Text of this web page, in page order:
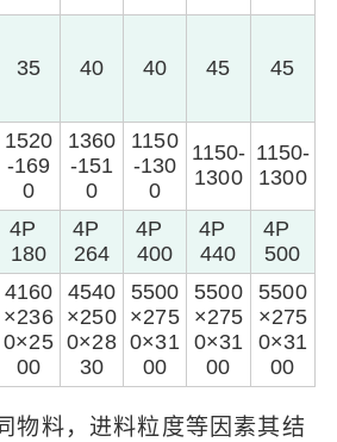
35 40 40 45 45
1520
-169
0
1360
-151
0
1150
-130
0
1150-
1300
1150-
1300
4P
180
4P
264
4P
400
4P
440
4P
500
4160
×236
0×25
00
4540
×250
0×28
30
5500
×275
0×31
00
5500
×275
0×31
00
5500
×275
0×31
00
物料，进料粒度等因素其结